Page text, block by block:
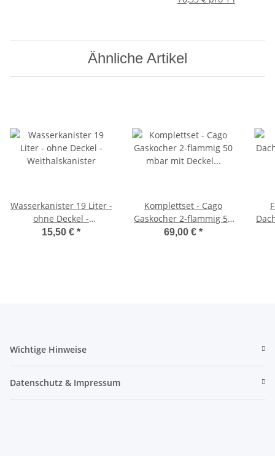
Ähnliche Artikel
Wasserkanister 19 Liter -
ohne Deckel -
Weithalskanister
15,50 € *
Komplettset - Cago
Gaskocher 2-flammig 50
mbar mit Deckel inkl.
69,00 € *
Wichtige Hinweise
Datenschutz & Impressum